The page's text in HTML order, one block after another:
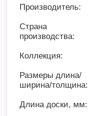
Производитель:
Страна
производства:
Коллекция:
Размеры длина/
ширина/толщина:
Длина доски, мм: